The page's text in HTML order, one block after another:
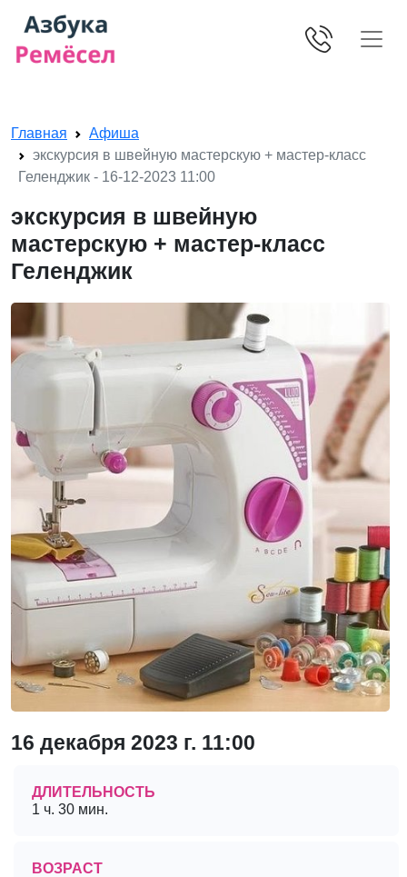
Главная
Афиша
экскурсия в швейную мастерскую + мастер-класс
Геленджик - 16-12-2023 11:00
экскурсия в швейную
мастерскую + мастер-класс
Геленджик
16 декабря 2023 г. 11:00
ДЛИТЕЛЬНОСТЬ
1 ч. 30 мин.
ВОЗРАСТ